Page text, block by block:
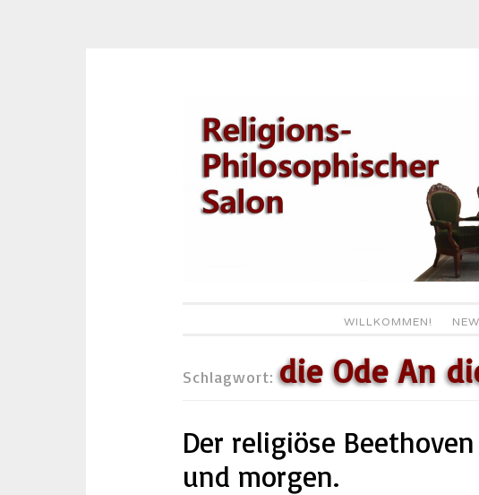
Inhalt
springen
WILLKOMMEN!
Schlagwort:die Ode An
Der religiöse
und morgen.